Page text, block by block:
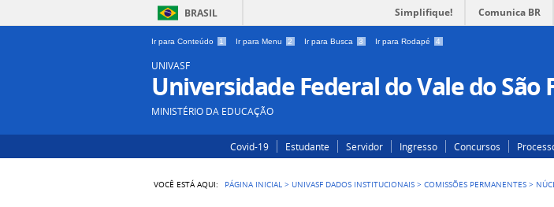
BRASIL Simplifique! Comunica BR
Ir para Conteúdo 1 Ir para Menu 2 Ir para Busca 3 Ir para Rodapé 4
UNIVASF
Universidade Federal do Vale do São
MINISTÉRIO DA EDUCAÇÃO
Covid-19 Estudante Servidor Ingresso Concursos
VOCÊ ESTÁ AQUI: PÁGINA INICIAL > UNIVASF DADOS INSTITUCIONAIS >COMISSÕES PERMANENTES >